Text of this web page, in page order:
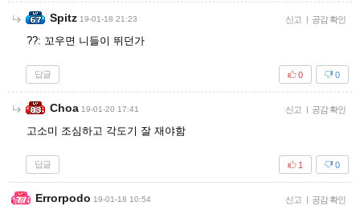
Spitz 19-01-18 21:23 신고 | 공감 확인
??: 꼬우면 니들이 뛰던가
답글 0
0
Choa 19-01-20 17:41 신고 | 공감 확인
고소미 조심하고 각도기 잘 재야함
답글 0
1
Errorpodo 19-01-18 10:54 신고 | 공감 확인